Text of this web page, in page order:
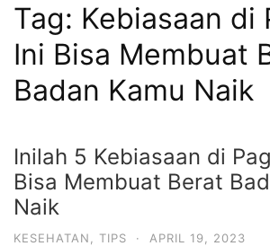
Tag: Kebiasaan di
Ini Bisa Membuat
Badan Kamu Naik
Inilah 5 Kebiasaan di
Bisa Membuat Berat
Naik
KESEHATAN TIPS · APRIL 19, 2023